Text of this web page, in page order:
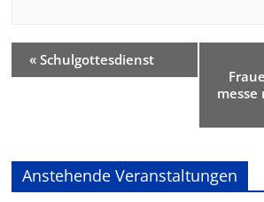
« Schulgottesdienst
messe
Anstehende Veranstaltungen